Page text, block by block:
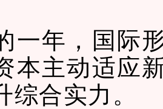
一年，国际
本主动适应
合实力。